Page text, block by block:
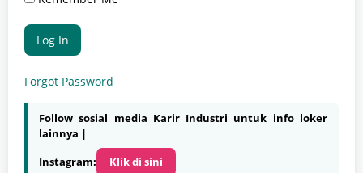
Forgot Password
Follow sosial media Karir Industri untuk info loker
lainnya |
Instagram:
Klik di sini